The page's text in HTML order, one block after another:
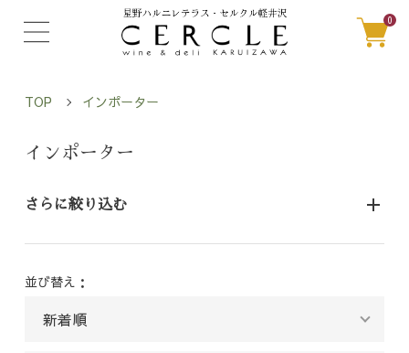
0
TOP インポーター
インポーター
さらに絞り込む
並び替え：